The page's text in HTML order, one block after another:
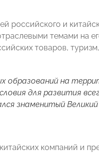
российского и
темами на
товаров, туризм,
образований на
для развития
знаменитый
компаний и